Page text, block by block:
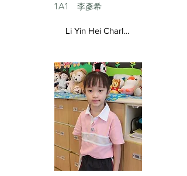
1A1 李彥希
Li Yin Hei Charlotte